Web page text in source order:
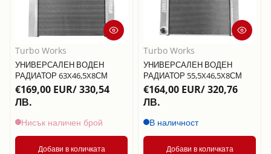
Дата, от нова
към стара
Turbo Works
УНИВЕРСАЛЕН ВОДЕН
РАДИАТОР 63X46,5X8СМ
€169,00 EUR/ 330,54
ЛВ.
Нисък наличен брой
Добави в количката
Turbo Works
УНИВЕРСАЛЕН ВОДЕН
РАДИАТОР 55,5X46,5X8СМ
€164,00 EUR/ 320,76
ЛВ.
В наличност
Добави в количката